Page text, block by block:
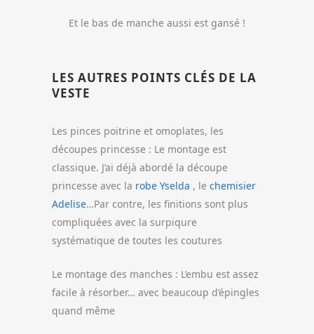
Et le bas de manche aussi est gansé !
LES AUTRES POINTS CLÉS DE LA
VESTE
Les pinces poitrine et omoplates, les
découpes princesse : Le montage est
classique. J’ai déjà abordé la découpe
princesse avec la robe Yselda , le chemisier
Adelise…Par contre, les finitions sont plus
compliquées avec la surpiqure
systématique de toutes les coutures
Le montage des manches : L’embu est assez
facile à résorber… avec beaucoup d’épingles
quand même